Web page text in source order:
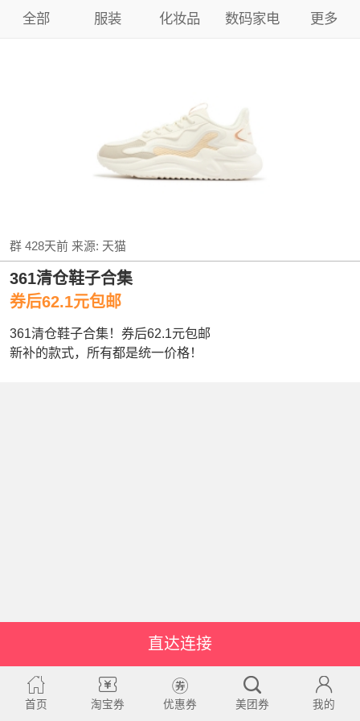
全部 服装 化妆品 数码家电 更多
群 428天前来源: 天猫
361清仓鞋子合集
券后62.1元包邮
361清仓鞋子合集！券后62.1元包邮
新补的款式，所有都是统一价格！
直达连接
首页 淘宝券 优惠券 美团券 我的